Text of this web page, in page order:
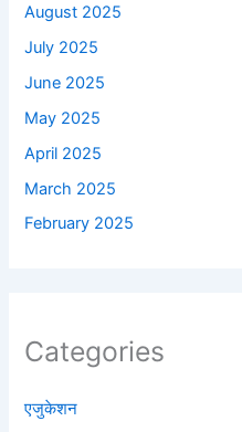
August 2025
July 2025
June 2025
May 2025
April 2025
March 2025
February 2025
Categories
एजुकेशन